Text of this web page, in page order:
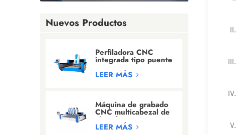
Nuevos Productos
Perfiladora CNC
integrada tipo puente
para
granito/mármol/cuarzo
LEER MÁS
Máquina de grabado
CNC multicabezal de
alta eficiencia para
tallado de
LEER MÁS